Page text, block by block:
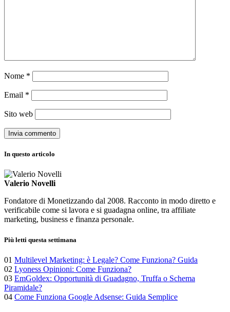
Nome *
Email *
Sito web
In questo articolo
Valerio Novelli
Fondatore di Monetizzando dal 2008. Racconto in modo diretto e
verificabile come si lavora e si guadagna online, tra affiliate
marketing, business e finanza personale.
Più letti questa settimana
01 Multilevel Marketing: è Legale? Come Funziona? Guida
02 Lyoness Opinioni: Come Funziona?
03 EmGoldex: Opportunità di Guadagno, Truffa o Schema
Piramidale?
04 Come Funziona Google Adsense: Guida Semplice